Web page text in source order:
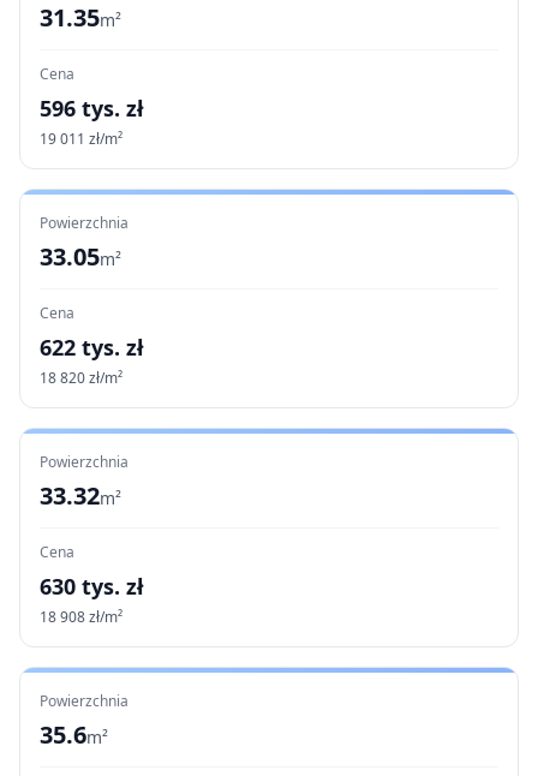
31.35m²
Cena
596 tys. zł
19 011 zł/m²
Powierzchnia
33.05m²
Cena
622 tys. zł
18 820zł/m²
Powierzchnia
33.32m²
Cena
630 tys. zł
18 908zł/m²
Powierzchnia
35.6m²